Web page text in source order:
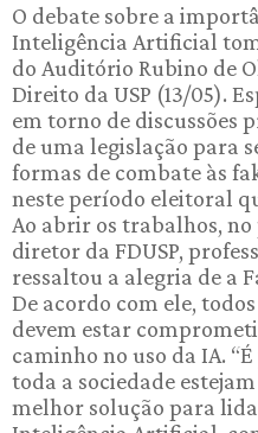
O debate sobre a
Inteligência Artificial
do Auditório Rubino de
Direito da USP (13/05).
em torno de discussões
de uma legislação para
formas de combate às
neste período eleitoral
Ao abrir os trabalhos,
diretor da FDUSP,
ressaltou a alegria de a
De acordo com ele,
devem estar
caminho no uso da IA.
toda a sociedade
melhor solução para